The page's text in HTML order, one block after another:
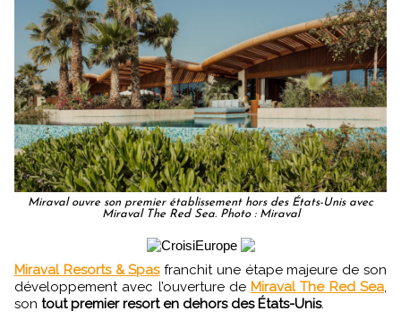
Miraval ouvre son premier établissement hors des États-Unis avec
Miraval The Red Sea. Photo : Miraval
Miraval Resorts & Spasfranchit une étape majeure de son
développement avec l’ouverture de Miraval The Red Sea
son tout premier resort en dehors des États-Unis.